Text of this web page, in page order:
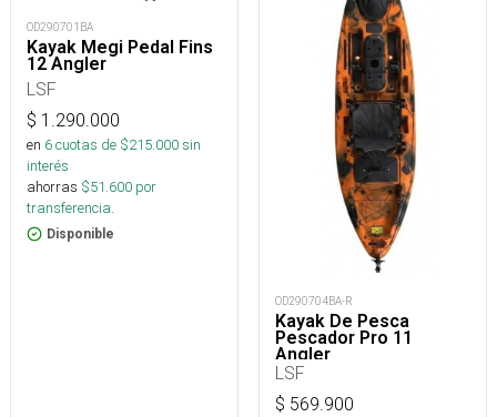
OD290701BA
Kayak Megi Pedal Fins
12 Angler
LSF
$ 1.290.000
en 6cuotas de $215.000sin
interés
ahorras $51.600 por
transferencia.
Disponible
OD290704BA-R
Kayak De Pesca
Pescador Pro 11
Angler
LSF
$ 569.900